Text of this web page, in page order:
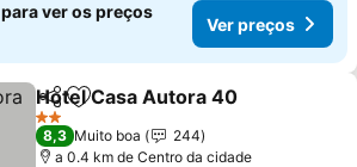
ver os preços
Ver preços
PartilharAdicionar aos favoritos
Hotel Casa Autora 40
2 Estrelas
8,3 Muito boa
244
a 0.4 km de Centro da cidade